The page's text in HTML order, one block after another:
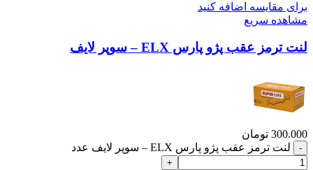
برای مقایسه اضافه کنید
مشاهده سریع
لنت ترمز عقب پژو پارس ELX – سوپر لایف
300.000 تومان
لنت ترمز عقب پژو پارس ELX – سوپر لایف عدد